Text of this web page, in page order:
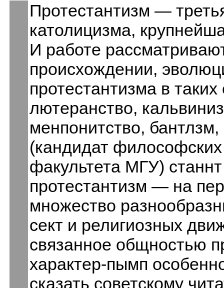
Протестантизм —
католицизма,
И работе
происхождении,
протестантизма в
лютеранство,
менпонитство,
(кандидат
факультета МГУ)
протестантизм — на
множество
сект и религиозных
связанное общно­стью
характер-пымп
сказать советскому